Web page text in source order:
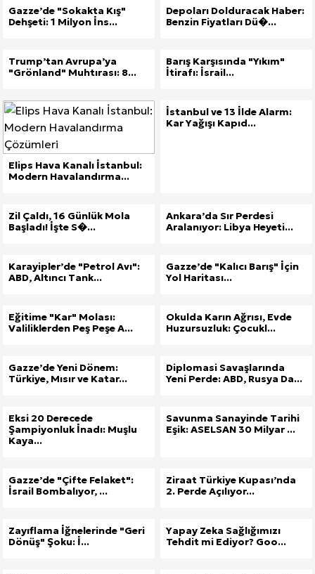
Gazze’de "Sokakta Kış"
Dehşeti: 1 Milyon İns...
Depoları Dolduracak Haber:
Benzin Fiyatları Dü�...
Trump’tan Avrupa’ya
"Grönland" Muhtırası: 8...
Barış Karşısında "Yıkım"
İtirafı: İsrail...
Elips Hava Kanalı İstanbul:
Modern Havalandırma...
İstanbul ve 13 İlde Alarm:
Kar Yağışı Kapıd...
Zil Çaldı, 16 Günlük Mola
Başladı! İşte S�...
Ankara’da Sır Perdesi
Aralanıyor: Libya Heyeti...
Karayipler’de "Petrol Avı":
ABD, Altıncı Tank...
Gazze’de "Kalıcı Barış" İçin
Yol Haritası...
Eğitime "Kar" Molası:
Valiliklerden Peş Peşe A...
Okulda Karın Ağrısı, Evde
Huzursuzluk: Çocukl...
Gazze’de Yeni Dönem:
Türkiye, Mısır ve Katar...
Diplomasi Savaşlarında
Yeni Perde: ABD, Rusya Da...
Eksi 20 Derecede
Şampiyonluk İnadı: Muşlu
Kaya...
Savunma Sanayinde Tarihi
Eşik: ASELSAN 30 Milyar ...
Gazze’de "Çifte Felaket":
İsrail Bombalıyor, ...
Ziraat Türkiye Kupası’nda
2. Perde Açılıyor...
Zayıflama İğnelerinde "Geri
Dönüş" Şoku: İ...
Yapay Zeka Sağlığımızı
Tehdit mi Ediyor? Goo...